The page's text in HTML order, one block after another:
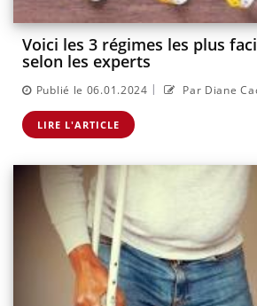
Voici les 3 régimes les plus
selon les experts
Publié le 06.01.2024 | Par Diane
LIRE L'ARTICLE